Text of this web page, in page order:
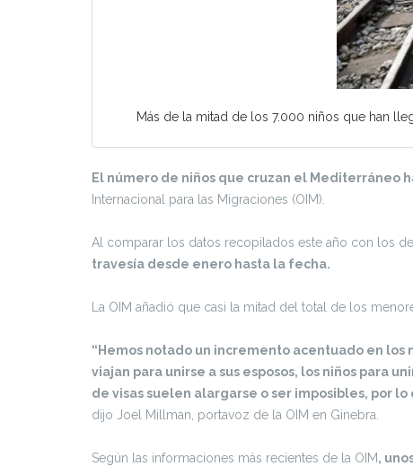
Más de la mitad de los 7.000 niños que han
El número de niños que cruzan el Mediterráneo
Internacional para las Migraciones (OIM).
Al comparar los datos recopilados este año con los de
travesía desde enero hasta la fecha.
La OIM añadió que casi la mitad del total de los
“Hemos notado un incremento acentuado en los
viajan para unirse a sus esposos, los niños para
de visas suelen alargarse o ser imposibles, por
dijo Joel Millman, portavoz de la OIM en Ginebra.
Según las informaciones más recientes de la OIM,